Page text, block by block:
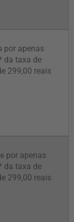
por apenas
da taxa de
299,00 reais
por apenas
da taxa de
299,00 reais